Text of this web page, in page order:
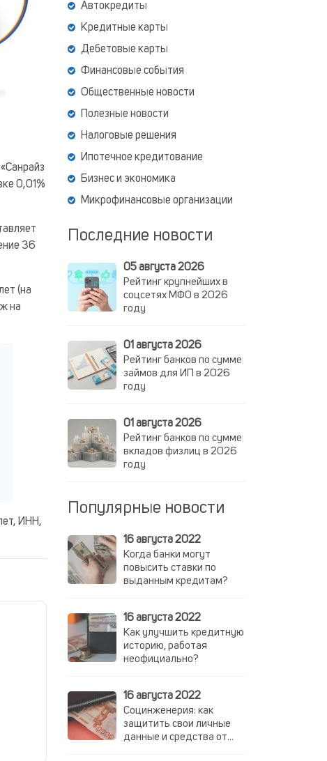
0,01%
36
(на
на
ИНН,
Автокредиты
Кредитные карты
Дебетовые карты
Финансовые события
Общественные новости
Полезные новости
Налоговые решения
Ипотечное кредитование
Бизнес и экономика
Микрофинансовые организации
Последние новости
05 августа 2026
Рейтинг крупнейших в
соцсетях МФО в 2026
году
01 августа 2026
Рейтинг банков по сумме
займов для ИП в 2026
году
01 августа 2026
Рейтинг банков по сумме
вкладов физлиц в 2026
году
Популярные новости
16 августа 2022
Когда банки могут
повысить ставки по
выданным кредитам?
16 августа 2022
Как улучшить кредитную
историю, работая
неофициально?
16 августа 2022
Социнженерия: как
защитить свои личные
данные и средства от